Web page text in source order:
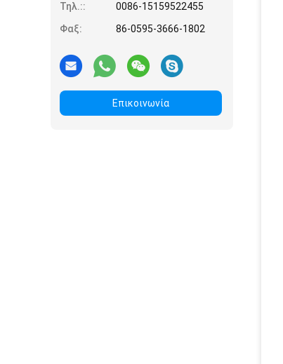
Τηλ.::
0086-15159522455
Φαξ:
86-0595-3666-1802
Επικοινωνία